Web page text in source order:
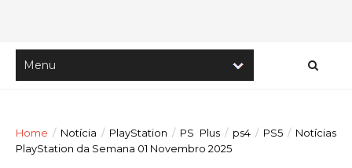
Home / Notícia / PlayStation / PS Plus / ps4 / PS5 / Notícias
PlayStation da Semana 01 Novembro 2025